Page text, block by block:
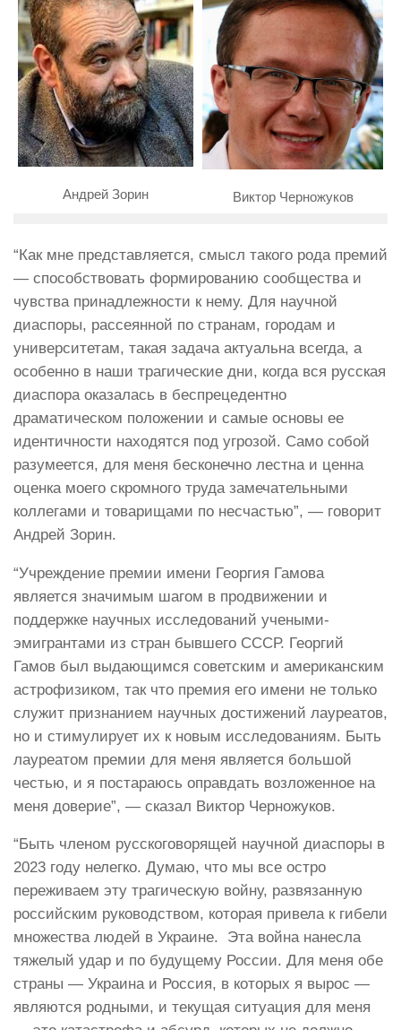
Андрей Зорин Виктор Черножуков
“Как мне представляется, смысл такого рода премий
— способствовать формированию сообщества и
чувства принадлежности к нему. Для научной
диаспоры, рассеянной по странам, городам и
университетам, такая задача актуальна всегда, а
особенно в наши трагические дни, когда вся русская
диаспора оказалась в беспрецедентно
драматическом положении и самые основы ее
идентичности находятся под угрозой. Само собой
разумеется, для меня бесконечно лестна и ценна
оценка моего скромного труда замечательными
коллегами и товарищами по несчастью”, — говорит
Андрей Зорин.
“Учреждение премии имени Георгия Гамова
является значимым шагом в продвижении и
поддержке научных исследований учеными-
эмигрантами из стран бывшего СССР. Георгий
Гамов был выдающимся советским и американским
астрофизиком, так что премия его имени не только
служит признанием научных достижений лауреатов,
но и стимулирует их к новым исследованиям. Быть
лауреатом премии для меня является большой
честью, и я постараюсь оправдать возложенное на
меня доверие”, — сказал Виктор Черножуков.
“Быть членом русскоговорящей научной диаспоры в
2023 году нелегко. Думаю, что мы все остро
переживаем эту трагическую войну, развязанную
российским руководством, которая привела к гибели
множества людей в Украине. Эта война нанесла
тяжелый удар и по будущему России. Для меня обе
страны — Украина и Россия, в которых я вырос —
являются родными, и текущая ситуация для меня